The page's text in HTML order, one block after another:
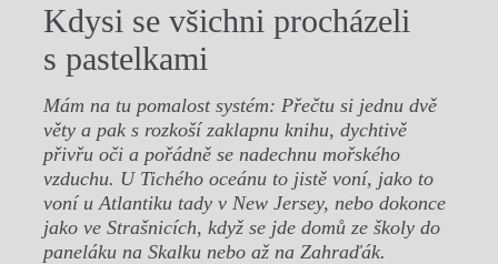
Kdysi se všichni procházeli
s pastelkami
Mám na tu pomalost systém: Přečtu si jednu dvě
věty a pak s rozkoší zaklapnu knihu, dychtivě
přivřu oči a pořádně se nadechnu mořského
vzduchu. U Tichého oceánu to jistě voní, jako to
voní u Atlantiku tady v New Jersey, nebo dokonce
jako ve Strašnicích, když se jde domů ze školy do
paneláku na Skalku nebo až na Zahraďák.